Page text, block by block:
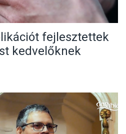
fejlesztettek
kedvelőknek